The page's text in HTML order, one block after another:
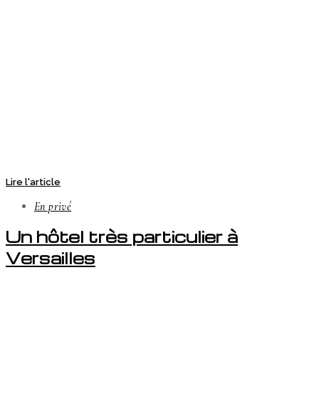
Lire l'article
En privé
Un hôtel très particulier à
Versailles